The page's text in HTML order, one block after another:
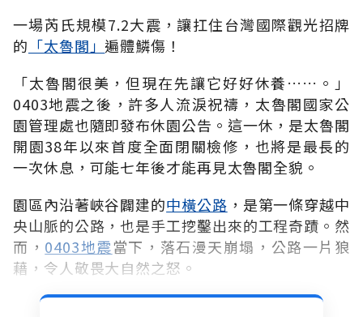
一場芮氏規模7.2大震，讓扛住台灣國際觀光招牌
的 「太魯閣」 遍體鱗傷！
「太魯閣很美，但現在先讓它好好休養……。」
0403地震之後，許多人流淚祝禱，太魯閣國家公
園管理處也隨即發布休園公告。這一休，是太魯閣
開園38年以來首度全面閉關檢修，也將是最長的
一次休息，可能七年後才能再見太魯閣全貌。
園區內沿著峽谷闢建的中橫公路 ，是第一條穿越中
央山脈的公路，也是手工挖鑿出來的工程奇蹟。然
而， 0403地震當下，落石漫天崩塌，公路一片狼
藉，令人敬畏大自然之怒。